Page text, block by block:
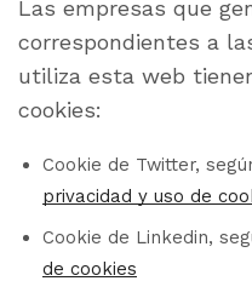
Las empresas que
correspondientes a
utiliza esta web
cookies:
Cookie de Twitter,
privacidad y uso de
Cookie de Linkedin,
de cookies